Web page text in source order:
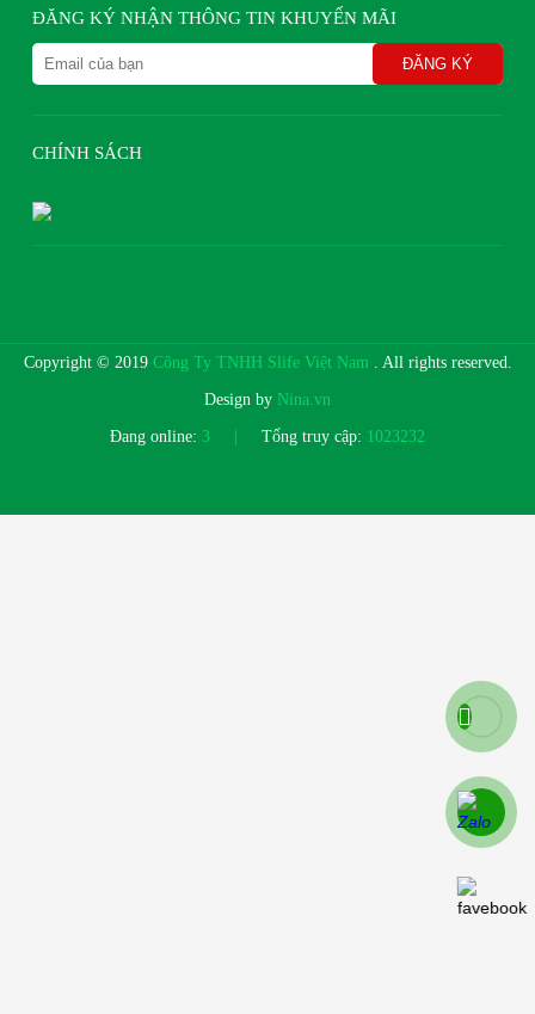
ĐĂNG KÝ NHẬN THÔNG TIN KHUYẾN MÃI
CHÍNH SÁCH
Copyright © 2019 Công Ty TNHH Slife Việt Nam . All rights reserved.
Design by Nina.vn
Đang online: 3 | Tổng truy cập: 1023232